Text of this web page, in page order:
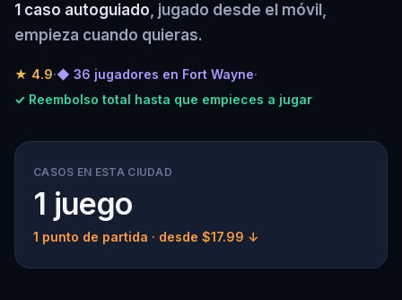
1 caso autoguiado, jugado desde el móvil,
empieza cuando quieras.
★ 4.9·◆ 36 jugadores en Fort Wayne·
✓ Reembolso total hasta que empieces a jugar
CASOS EN ESTA CIUDAD
1 juego
1 punto de partida · desde $17.99 ↓